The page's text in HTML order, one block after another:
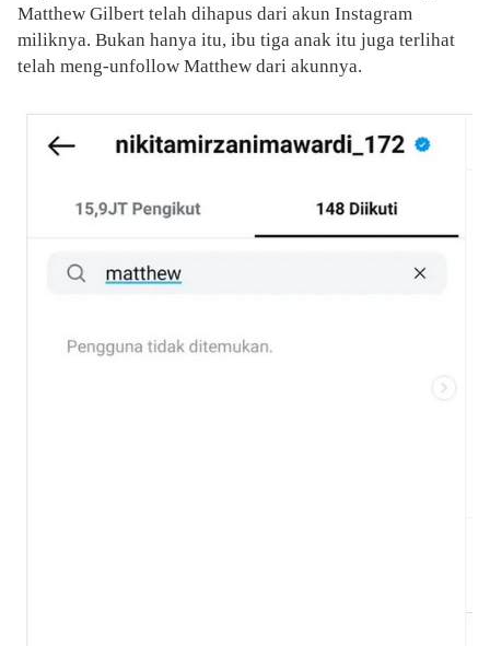
Matthew Gilbert telah dihapus dari akun Instagram
miliknya. Bukan hanya itu, ibu tiga anak itu juga terlihat
telah meng-unfollow Matthew dari akunnya.